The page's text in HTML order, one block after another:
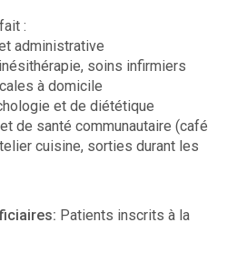
:
administrative
soins infirmiers
à domicile
et de diététique
de santé communautaire (café
cuisine, sorties durant les
Patients inscrits à la